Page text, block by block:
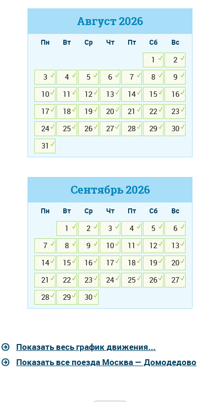
Август2026
Пн Вт Ср Чт Пт Сб
Вс
1
2
3
4 5 6 7 8
9
10
11 12 13 14 15
16
17
18 19 20 21 22
23
24
25 26 27 28 29
30
31
Сентябрь2026
Пн Вт Ср Чт Пт Сб
Вс
1
2 3 4 5
6
7
8 9 10 11 12
13
14
15 16 17 18 19
20
21
22 23 24 25 26
27
28
29 30
Показать весь график движения...
Показать все поезда Москва — Домодедово